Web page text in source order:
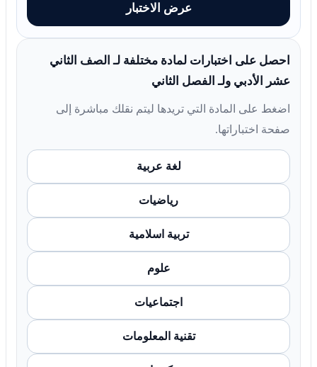
عرض الاختبار
احصل على اختبارات لمادة مختلفة لـ الصف الثاني
عشر الأدبي ولـ الفصل الثاني
اضغط على المادة التي تريدها ليتم نقلك مباشرة إلى
صفحة اختباراتها.
لغة عربية
رياضيات
تربية اسلامية
علوم
اجتماعيات
تقنية المعلومات